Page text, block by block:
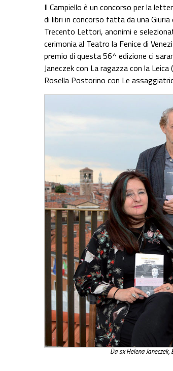
Il Campiello è un concorso per la
di libri in concorso fatta da una
Trecento Lettori, anonimi e
cerimonia al Teatro la Fenice di
premio di questa 56^ edizione ci
Janeczek con La ragazza con la
Rosella Postorino con Le
Da sx Helena